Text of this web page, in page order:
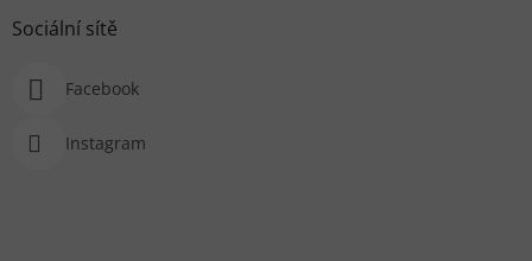
Sociální sítě
Facebook
Instagram